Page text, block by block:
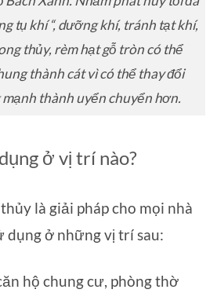
tụ khí “, dưỡng khí, tránh tạt khí,
thủy, rèm hạt gỗ tròn có thể
thành cát vì có thể thay đổi
thành uyển chuyển hơn.
ở vị trí nào?
là giải pháp cho mọi nhà
ở những vị trí sau:
hộ chung cư, phòng thờ